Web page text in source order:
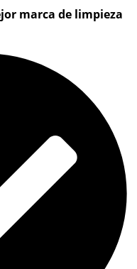
marca de limpieza